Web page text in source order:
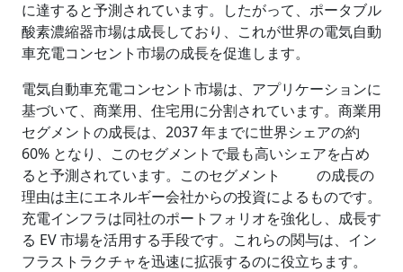
に達すると予測されています。したがって、ポータブル
酸素濃縮器市場は成長しており、これが世界の電気自動
車充電コンセント市場の成長を促進します。
電気自動車充電コンセント市場は、アプリケーションに
基づいて、商業用、住宅用に分割されています。商業用
セグメントの成長は、2037 年までに世界シェアの約
60% となり、このセグメントで最も高いシェアを占め
ると予測されています。このセグメント の成長の
理由は主にエネルギー会社からの投資によるものです。
充電インフラは同社のポートフォリオを強化し、成長す
る EV 市場を活用する手段です。これらの関与は、イン
フラストラクチャを迅速に拡張するのに役立ちます。